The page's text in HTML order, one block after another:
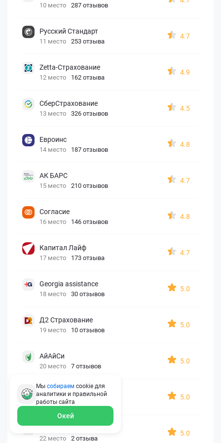
10 место 287 отзывов
Русский Стандарт
11 место 253 отзыва
4.7
Zetta-Страхование
12 место 162 отзыва
4.9
СберСтрахование
13 место 326 отзывов
4.5
Евроинс
14 место 187 отзывов
4.8
АК БАРС
15 место 210 отзывов
4.7
Согласие
16 место 146 отзывов
4.8
Капитал Лайф
17 место 173 отзыва
4.7
Georgia assistance
18 место 30 отзывов
5.0
Д2 Страхование
19 место 10 отзывов
5.0
АйАйСи
20 место 7 отзывов
5.0
OxySport
21 место 6 отзывов
5.0
ERGO AXA
22 место 2 отзыва
5.0
Мы собираем cookie для
аналитики и правильной
работы сайта
Окей